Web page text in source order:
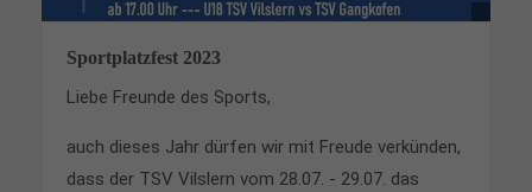
Sportplatzfest 2023
Liebe Freunde des Sports,
auch dieses Jahr dürfen wir mit Freude verkünden,
dass der TSV Vilslern vom 28.07. - 29.07. das